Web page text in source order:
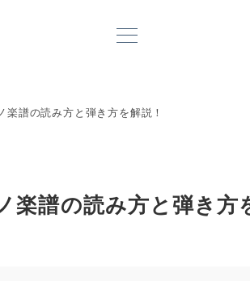
譜の読み方と弾き方を解説！
楽譜の読み方と弾き方